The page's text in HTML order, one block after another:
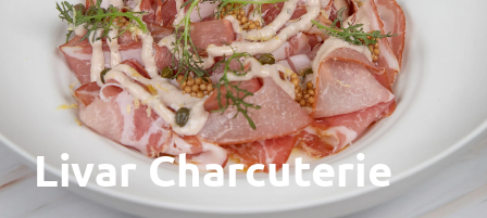
Livar Charcuterie